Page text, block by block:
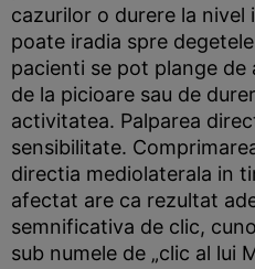
cazurilor o durere la
poate iradia spre
pacienti se pot plange
de la picioare sau de
activitatea. Palparea
sensibilitate.
directia mediolaterala in
afectat are ca rezultat
semnificativa de clic,
sub numele de „clic al lui